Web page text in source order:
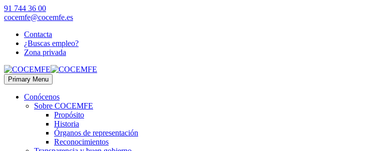
91 744 36 00
cocemfe@cocemfe.es
Contacta
¿Buscas empleo?
Zona privada
Primary Menu
Conócenos
Sobre COCEMFE
Propósito
Historia
Órganos de representación
Reconocimientos